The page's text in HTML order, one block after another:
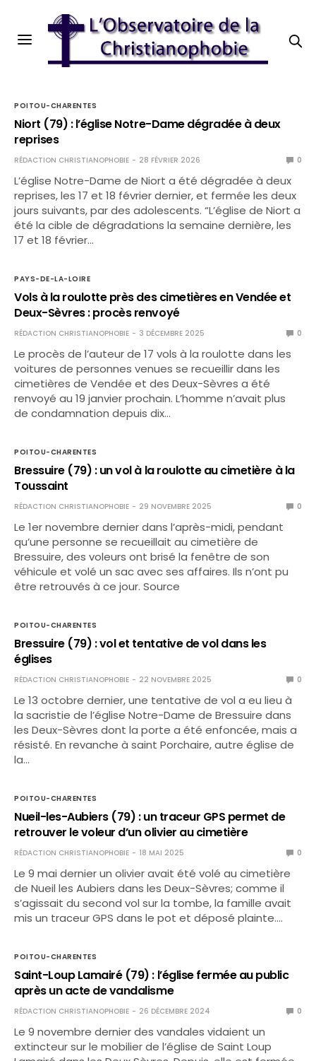
POITOU-CHARENTES
Niort (79) : l’église Notre-Dame dégradée à deux
reprises
RÉDACTION CHRISTIANOPHOBIE 28 FÉVRIER 2026 0
L’église Notre-Dame de Niort a été dégradée à deux
reprises, les 17 et 18 février dernier, et fermée les deux
jours suivants, par des adolescents. “L’église de Niort a
été la cible de dégradations la semaine dernière, les
17 et 18 février…
PAYS-DE-LA-LOIRE
Vols à la roulotte près des cimetières en Vendée et
Deux-Sèvres : procès renvoyé
RÉDACTION CHRISTIANOPHOBIE 3 DÉCEMBRE 2025 0
Le procès de l’auteur de 17 vols à la roulotte dans les
voitures de personnes venues se recueillir dans les
cimetières de Vendée et des Deux-Sèvres a été
renvoyé au 19 janvier prochain. L’homme n’avait plus
de condamnation depuis dix…
POITOU-CHARENTES
Bressuire (79) : un vol à la roulotte au cimetière à la
Toussaint
RÉDACTION CHRISTIANOPHOBIE 29 NOVEMBRE 2025 0
Le 1er novembre dernier dans l’après-midi, pendant
qu’une personne se recueillait au cimetière de
Bressuire, des voleurs ont brisé la fenêtre de son
véhicule et volé un sac avec ses affaires. Ils n’ont pu
être retrouvés à ce jour. Source
POITOU-CHARENTES
Bressuire (79) : vol et tentative de vol dans les
églises
RÉDACTION CHRISTIANOPHOBIE 22 NOVEMBRE 2025 0
Le 13 octobre dernier, une tentative de vol a eu lieu à
la sacristie de l’église Notre-Dame de Bressuire dans
les Deux-Sèvres dont la porte a été enfoncée, mais a
résisté. En revanche à saint Porchaire, autre église de
la…
POITOU-CHARENTES
Nueil-les-Aubiers (79) : un traceur GPS permet de
retrouver le voleur d’un olivier au cimetière
RÉDACTION CHRISTIANOPHOBIE 18 MAI 2025 0
Le 9 mai dernier un olivier avait été volé au cimetière
de Nueil les Aubiers dans les Deux-Sèvres; comme il
s’agissait du second vol sur la tombe, la famille avait
mis un traceur GPS dans le pot et déposé plainte.…
POITOU-CHARENTES
Saint-Loup Lamairé (79) : l’église fermée au public
après un acte de vandalisme
RÉDACTION CHRISTIANOPHOBIE 26 DÉCEMBRE 2024 0
Le 9 novembre dernier des vandales vidaient un
extincteur sur le mobilier de l’église de Saint Loup